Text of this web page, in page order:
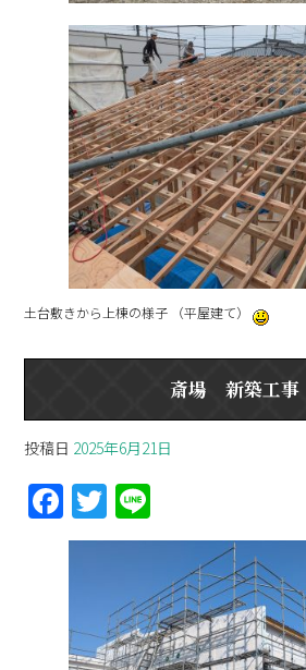
土台敷きから上棟の様子 （平屋建て）
斎場 新築工事
投稿日 2025年6月21日
F
a
o
T
w
er
n